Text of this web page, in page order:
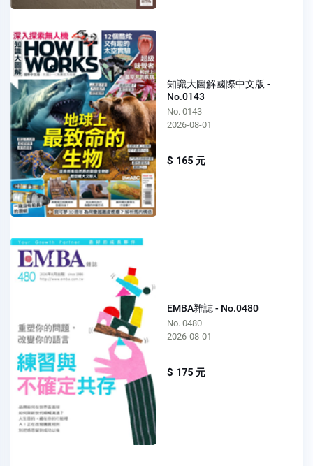
知識大圖解國際中文版 -
No.0143
No. 0143
2026-08-01
$ 165 元
EMBA雜誌 - No.0480
No. 0480
2026-08-01
$ 175 元